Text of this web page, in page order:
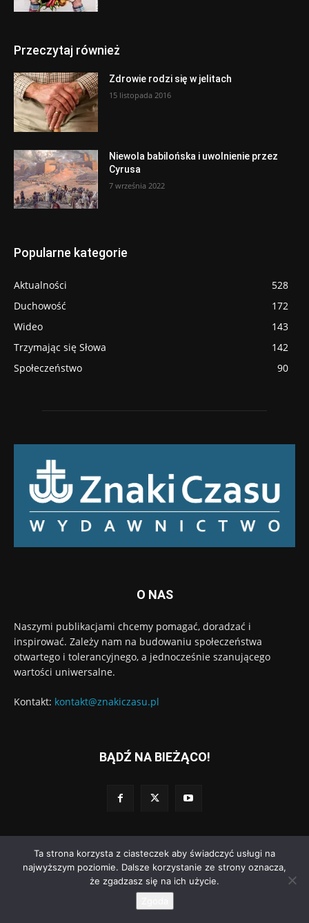
Przeczytaj również
Zdrowie rodzi się w jelitach
15 listopada 2016
Niewola babilońska i uwolnienie przez
Cyrusa
7 września 2022
Popularne kategorie
Aktualności
528
Duchowość
172
Wideo
143
Trzymając się Słowa
142
Społeczeństwo
90
O NAS
Naszymi publikacjami chcemy pomagać, doradzać i
inspirować. Zależy nam na budowaniu społeczeństwa
otwartego i tolerancyjnego, a jednocześnie szanującego
wartości uniwersalne.
Kontakt: kontakt@znakiczasu.pl
BĄDŹ NA BIEŻĄCO!
© Wydawnictwo Znaki Czasu. Wdrożenie:Go3.pl
Regulamin dodawania komentarzy
Ta strona korzysta z ciasteczek aby świadczyć usługi na
najwyższym poziomie. Dalsze korzystanie ze strony oznacza,
że zgadzasz się na ich użycie.